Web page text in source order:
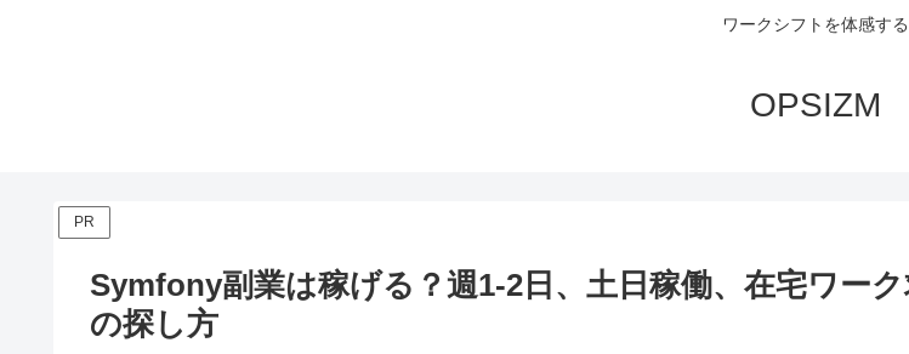
ワークシフトを体感する
OPSIZM
PR
Symfony副業は稼げる？週1-2日、土日稼働、在宅ワー
の探し方